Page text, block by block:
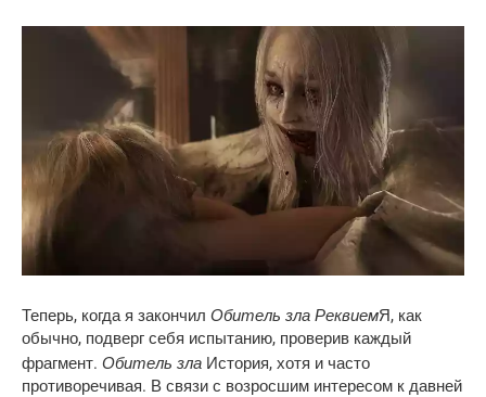
Теперь, когда я закончил Обитель зла РеквиемЯ, как
обычно, подверг себя испытанию, проверив каждый
фрагмент. Обитель зла История, хотя и часто
противоречивая. В связи с возросшим интересом к давней